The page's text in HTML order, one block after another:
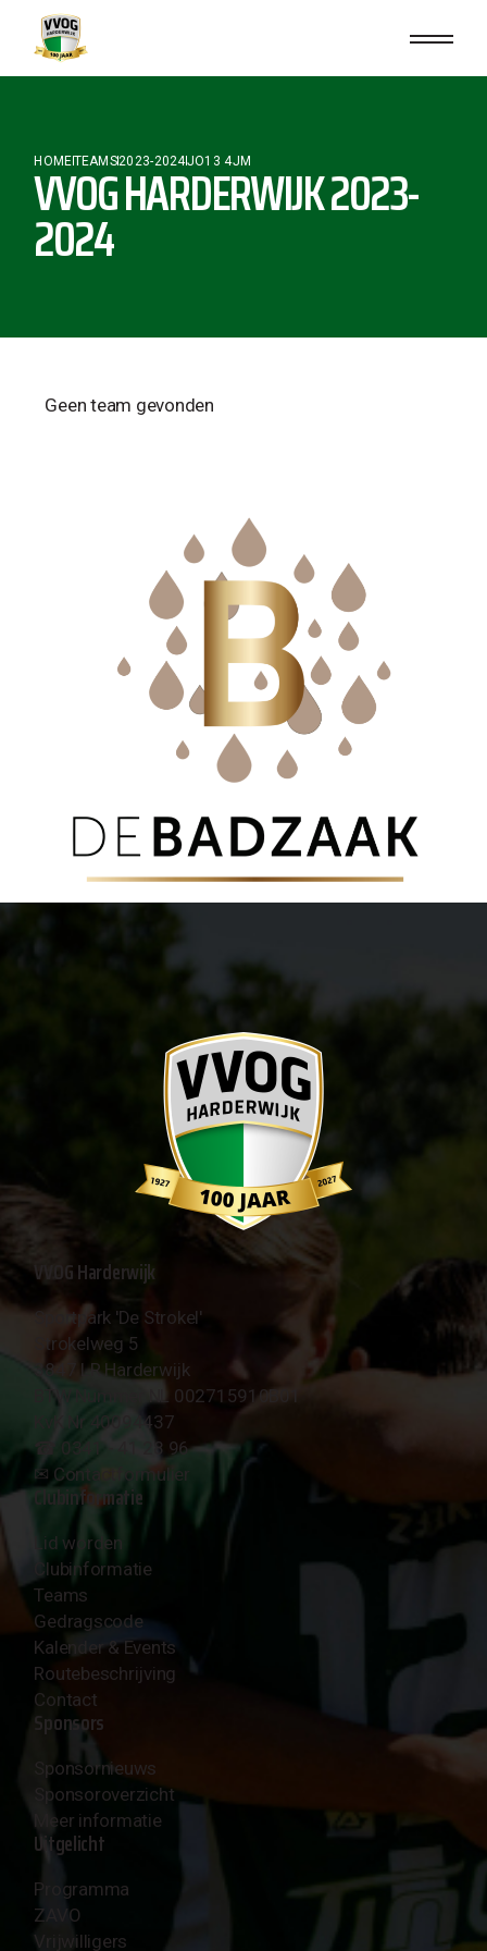
HOMETEAMS2023-2024JO13 4JM
VVOG HARDERWIJK 2023-
2024
Geen team gevonden
VVOG Harderwijk
Sportpark 'De Strokel'
Strokelweg 5
3847 LR Harderwijk
BTW Nummer NL 002715910B01
KvK Nr 40094437
☎︎ 0341 - 41 28 96
✉︎ Contactformulier
Clubinformatie
Lid worden
Clubinformatie
Teams
Gedragscode
Kalender & Events
Routebeschrijving
Contact
Sponsors
Sponsornieuws
Sponsoroverzicht
Meer informatie
Uitgelicht
Programma
ZAVO
Vrijwilligers